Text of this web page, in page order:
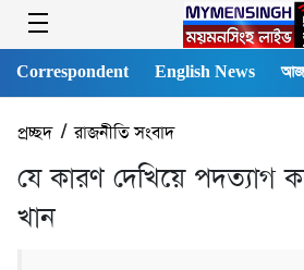
Correspondent English News
প্রচ্ছদ/রাজনীতি সংবাদ
যে কারণ দেখিয়ে পদত্যাগ
খান